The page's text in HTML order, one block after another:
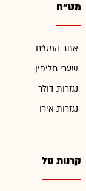
מט"ח
אתר המט"ח
שערי חליפין
נגזרות דולר
נגזרות אירו
קרנות סל